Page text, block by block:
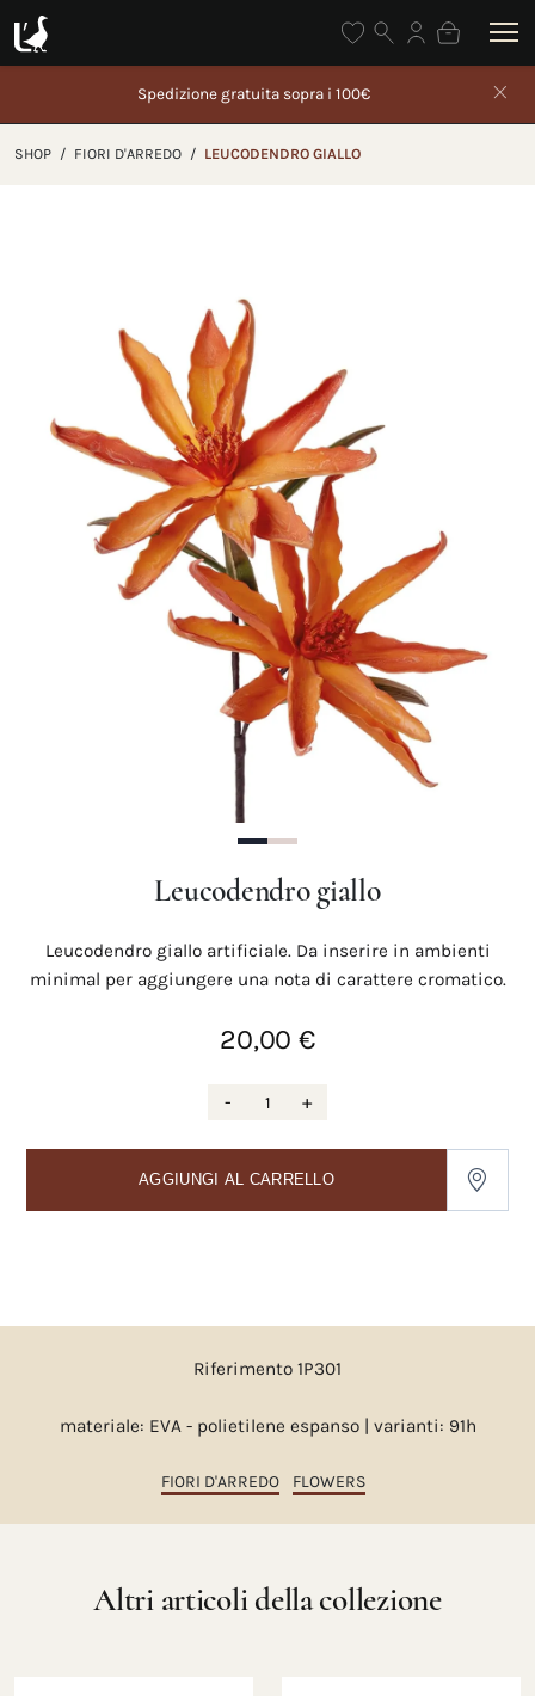
Gli
Spedizione gratuita sopra i 100€
SHOP / FIORI D'ARREDO / LEUCODENDRO GIALLO
Precedente
Leucodendro giallo
Leucodendro giallo artificiale. Da inserire in ambienti
minimal per aggiungere una nota di carattere cromatico.
20,00 €
- +
AGGIUNGI AL CARRELLO
Riferimento 1P301
materiale: EVA - polietilene espanso | varianti: 91h
FIORI D'ARREDO FLOWERS
Altri articoli della collezione